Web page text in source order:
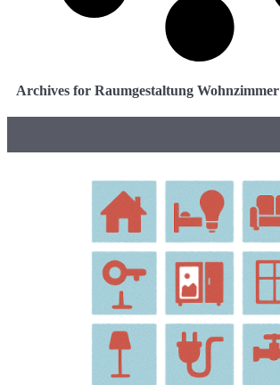
Archives for Raumgestaltung Wohnzimmer